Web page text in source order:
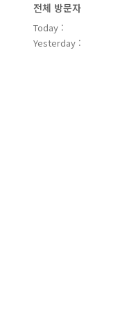
전체 방문자
Today :
Yesterday :